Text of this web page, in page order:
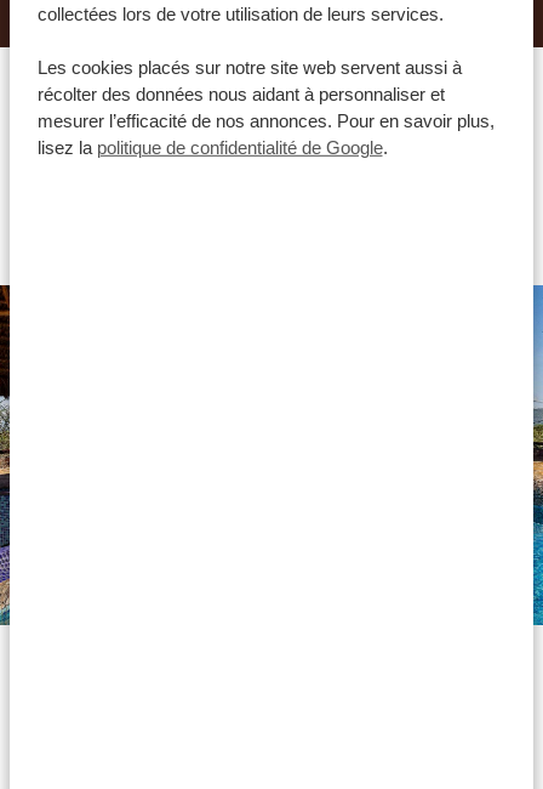
collectées lors de votre utilisation de leurs services.
Les cookies placés sur notre site web servent aussi à
récolter des données nous aidant à personnaliser et
mesurer l’efficacité de nos annonces. Pour en savoir plus,
lisez la politique de confidentialité de Google.
Quel hébergement vous